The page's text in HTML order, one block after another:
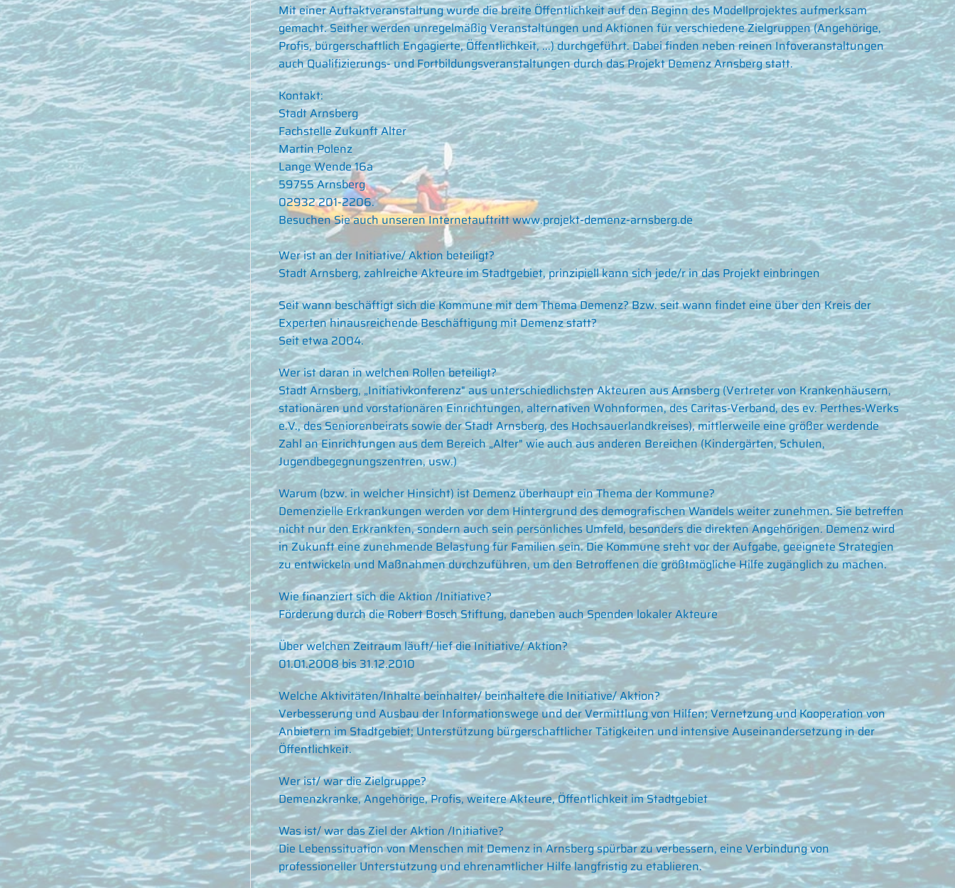
Mit einer Auftaktveranstaltung wurde die breite Öffentlichkeit auf den Beginn des Modellprojektes aufmerksam
gemacht. Seither werden unregelmäßig Veranstaltungen und Aktionen für verschiedene Zielgruppen (Angehörige,
Profis, bürgerschaftlich Engagierte, Öffentlichkeit, ...) durchgeführt. Dabei finden neben reinen Infoveranstaltungen
auch Qualifizierungs- und Fortbildungsveranstaltungen durch das Projekt Demenz Arnsberg statt.
Kontakt:
Stadt Arnsberg
Fachstelle Zukunft Alter
Martin Polenz
Lange Wende 16a
59755 Arnsberg
02932 201-2206.
Besuchen Sie auch unseren Internetauftrittwww.projekt-demenz-arnsberg.de
Wer ist an der Initiative/ Aktion beteiligt?
Stadt Arnsberg, zahlreiche Akteure im Stadtgebiet, prinzipiell kann sich jede/r in das Projekt einbringen
Seit wann beschäftigt sich die Kommune mit dem Thema Demenz? Bzw. seit wann findet eine über den Kreis der
Experten hinausreichende Beschäftigung mit Demenz statt?
Seit etwa 2004.
Wer ist daran in welchen Rollen beteiligt?
Stadt Arnsberg, „Initiativkonferenz" aus unterschiedlichsten Akteuren aus Arnsberg (Vertreter von Krankenhäusern,
stationären und vorstationären Einrichtungen, alternativen Wohnformen, des Caritas-Verband, des ev. Perthes-Werks
e.V., des Seniorenbeirats sowie der Stadt Arnsberg, des Hochsauerlandkreises), mittlerweile eine größer werdende
Zahl an Einrichtungen aus dem Bereich „Alter" wie auch aus anderen Bereichen (Kindergärten, Schulen,
Jugendbegegnungszentren, usw.)
Warum (bzw. in welcher Hinsicht) ist Demenz überhaupt ein Thema der Kommune?
Demenzielle Erkrankungen werden vor dem Hintergrund des demografischen Wandels weiter zunehmen. Sie betreffen
nicht nur den Erkrankten, sondern auch sein persönliches Umfeld, besonders die direkten Angehörigen. Demenz wird
in Zukunft eine zunehmende Belastung für Familien sein. Die Kommune steht vor der Aufgabe, geeignete Strategien
zu entwickeln und Maßnahmen durchzuführen, um den Betroffenen die größtmögliche Hilfe zugänglich zu machen.
Wie finanziert sich die Aktion /Initiative?
Förderung durch die Robert Bosch Stiftung, daneben auch Spenden lokaler Akteure
Über welchen Zeitraum läuft/ lief die Initiative/ Aktion?
01.01.2008 bis 31.12.2010
Welche Aktivitäten/Inhalte beinhaltet/ beinhaltete die Initiative/ Aktion?
Verbesserung und Ausbau der Informationswege und der Vermittlung von Hilfen; Vernetzung und Kooperation von
Anbietern im Stadtgebiet; Unterstützung bürgerschaftlicher Tätigkeiten und intensive Auseinandersetzung in der
Öffentlichkeit.
Wer ist/ war die Zielgruppe?
Demenzkranke, Angehörige, Profis, weitere Akteure, Öffentlichkeit im Stadtgebiet
Was ist/ war das Ziel der Aktion /Initiative?
Die Lebenssituation von Menschen mit Demenz in Arnsberg spürbar zu verbessern, eine Verbindung von
professioneller Unterstützung und ehrenamtlicher Hilfe langfristig zu etablieren.